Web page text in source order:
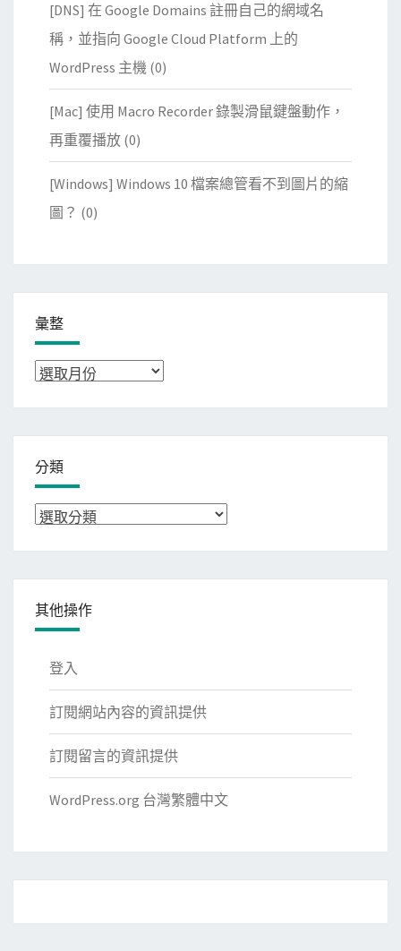
[DNS] 在 Google Domains 註冊自己的網域名
稱，並指向 Google Cloud Platform 上的
WordPress 主機 (0)
[Mac] 使用 Macro Recorder 錄製滑鼠鍵盤動作，
再重覆播放 (0)
[Windows] Windows 10 檔案總管看不到圖片的縮
圖？ (0)
彙整
彙
分類
分
其他操作
登入
訂閱網站內容的資訊提供
訂閱留言的資訊提供
WordPress.org 台灣繁體中文